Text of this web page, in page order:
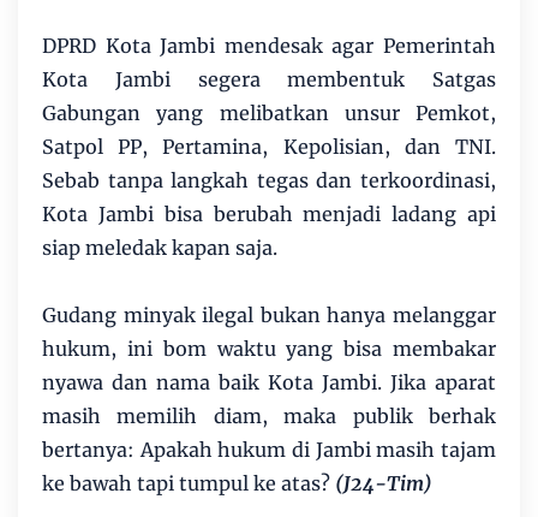
DPRD Kota Jambi mendesak agar Pemerintah
Kota Jambi segera membentuk Satgas
Gabungan yang melibatkan unsur Pemkot,
Satpol PP, Pertamina, Kepolisian, dan TNI.
Sebab tanpa langkah tegas dan terkoordinasi,
Kota Jambi bisa berubah menjadi ladang api
siap meledak kapan saja.
Gudang minyak ilegal bukan hanya melanggar
hukum, ini bom waktu yang bisa membakar
nyawa dan nama baik Kota Jambi. Jika aparat
masih memilih diam, maka publik berhak
bertanya: Apakah hukum di Jambi masih tajam
ke bawah tapi tumpul ke atas? (J24-Tim)